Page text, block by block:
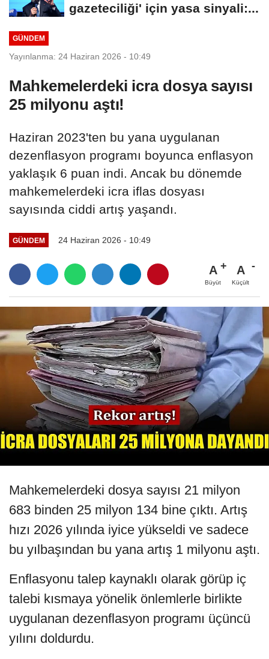
gazeteciliği' için yasa sinyali:...
GÜNDEM
Yayınlanma: 24 Haziran 2026 - 10:49
Mahkemelerdeki icra dosya sayısı
25 milyonu aştı!
Haziran 2023'ten bu yana uygulanan
dezenflasyon programı boyunca enflasyon
yaklaşık 6 puan indi. Ancak bu dönemde
mahkemelerdeki icra iflas dosyası
sayısında ciddi artış yaşandı.
GÜNDEM 24 Haziran 2026 - 10:49
A
Büyüt
A
Küçült
Mahkemelerdeki dosya sayısı 21 milyon
683 binden 25 milyon 134 bine çıktı. Artış
hızı 2026 yılında iyice yükseldi ve sadece
bu yılbaşından bu yana artış 1 milyonu aştı.
Enflasyonu talep kaynaklı olarak görüp iç
talebi kısmaya yönelik önlemlerle birlikte
uygulanan dezenflasyon programı üçüncü
yılını doldurdu.